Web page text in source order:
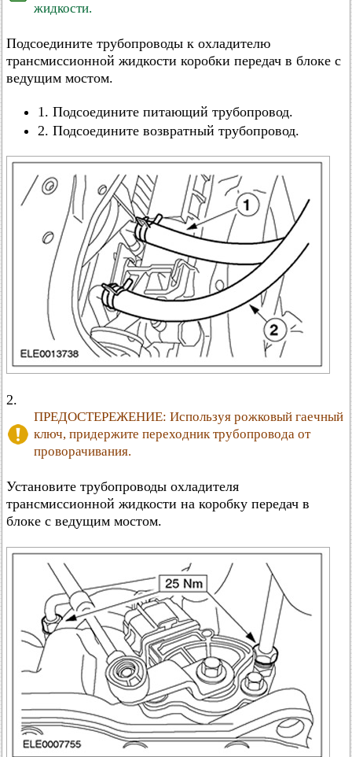
жидкости.
Подсоедините трубопроводы к охладителю
трансмиссионной жидкости коробки передач в блоке с
ведущим мостом.
1. Подсоедините питающий трубопровод.
2. Подсоедините возвратный трубопровод.
2.
ПРЕДОСТЕРЕЖЕНИЕ: Используя рожковый гаечный
ключ, придержите переходник трубопровода от
проворачивания.
Установите трубопроводы охладителя
трансмиссионной жидкости на коробку передач в
блоке с ведущим мостом.